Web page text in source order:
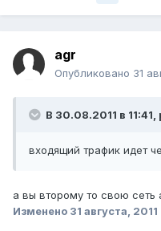
agr
Опубликовано 31
В 30.08.2011 в
входящий трафик идет
а вы второму то свою сеть
Изменено 31 августа, 2011